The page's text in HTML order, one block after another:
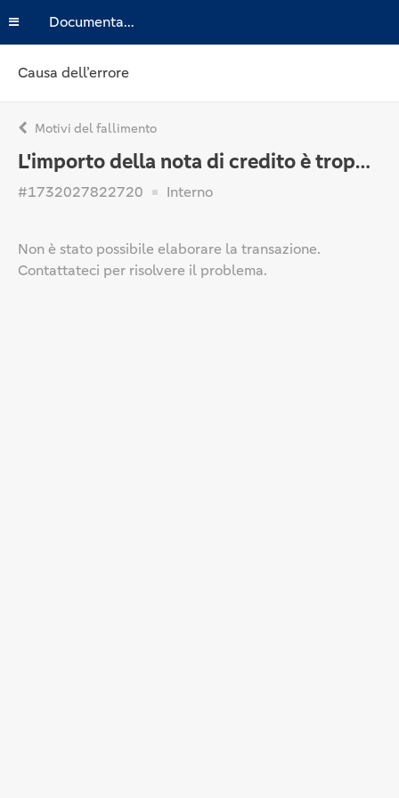
Documentazione
Causa dell’errore
Motivi del fallimento
L'importo della nota di credito è troppo grande
#1732027822720 Interno
Non è stato possibile elaborare la transazione.
Contattateci per risolvere il problema.